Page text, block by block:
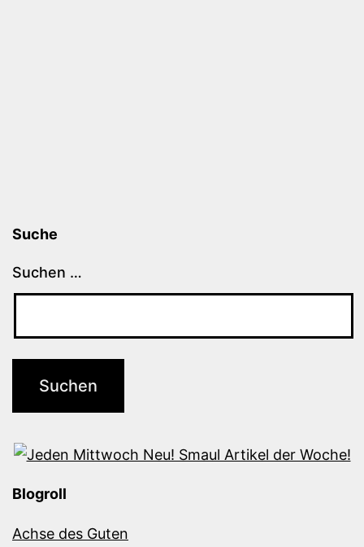
Suche
Suchen …
Blogroll
Achse des Guten